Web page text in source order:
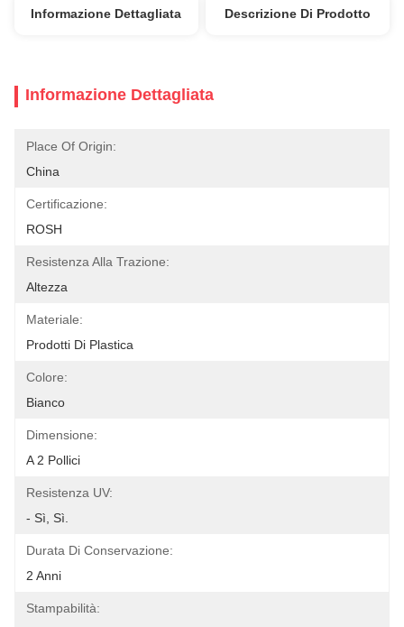
Informazione Dettagliata Descrizione Di Prodotto
Informazione Dettagliata
Place Of Origin:
China
Certificazione:
ROSH
Resistenza Alla Trazione:
Altezza
Materiale:
Prodotti Di Plastica
Colore:
Bianco
Dimensione:
A 2 Pollici
Resistenza UV:
- Sì, Sì.
Durata Di Conservazione:
2 Anni
Stampabilità: